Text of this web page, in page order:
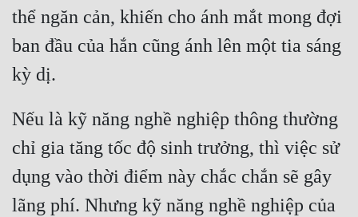
Cung Đấu
Cạnh Kỹ
Cổ Tiên Hiệp
Cổ Đại
Du Hí
Dã Sử
Dị Giới
thể ngăn cản, khiến cho ánh mắt mong đợi
ban đầu của hắn cũng ánh lên một tia sáng
Nếu là kỹ năng nghề nghiệp thông thường
chỉ gia tăng tốc độ sinh trưởng, thì việc sử
dụng vào thời điểm này chắc chắn sẽ gây
lãng phí. Nhưng kỹ năng nghề nghiệp của